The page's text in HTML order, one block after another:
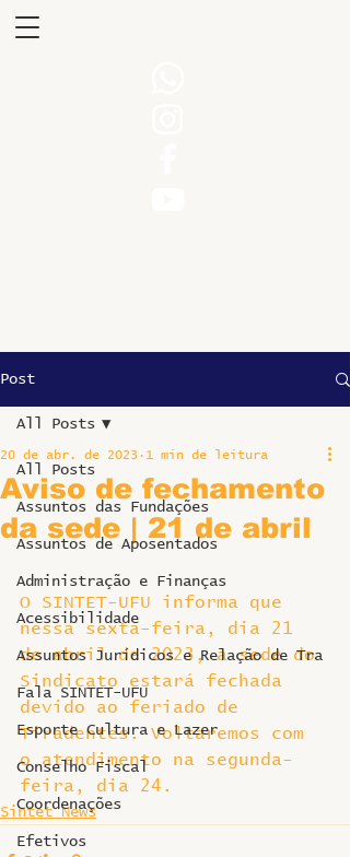
Post
All Posts
Assuntos das Fundações
Assuntos de Aposentados
Administração e Finanças
Acessibilidade
Assuntos Jurídicos e Relação de Tra
Fala SINTET-UFU
Esporte Cultura e Lazer
Conselho Fiscal
Coordenações
Efetivos
All Posts
Aviso de fechamento
da sede | 21 de abril
20 de abr. de 2023 1 min de leitura
O SINTET-UFU informa que
nessa sexta-feira, dia 21
de abril de 2023, a sede do
Sindicato estará fechada
devido ao feriado de
Tiradentes. Voltaremos com
o atendimento na segunda-
feira, dia 24.
Sintet News